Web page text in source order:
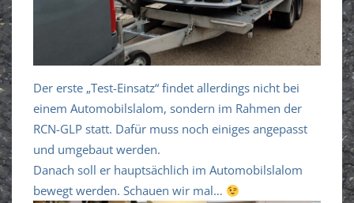
Der erste „Test-Einsatz“ findet allerdings nicht bei
einem Automobilslalom, sondern im Rahmen der
RCN-GLP statt. Dafür muss noch einiges angepasst
und umgebaut werden.
Danach soll er hauptsächlich im Automobilslalom
bewegt werden. Schauen wir mal…